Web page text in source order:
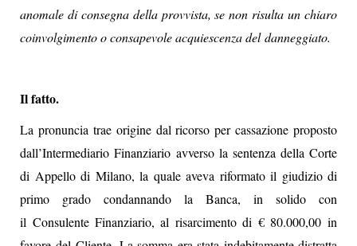
anomale di consegna della provvista, se non risulta un chiaro
coinvolgimento o consapevole acquiescenza del danneggiato.
Il fatto.
La pronuncia trae origine dal ricorso per cassazione proposto
dall’Intermediario Finanziario avverso la sentenza della Corte
di Appello di Milano, la quale aveva riformato il giudizio di
primo grado condannando la Banca, in solido con
il Consulente Finanziario, al risarcimento di € 80.000,00 in